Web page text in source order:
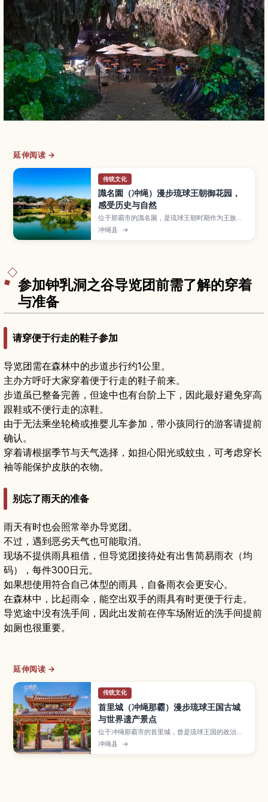
延伸阅读 →
传统文化
識名園（冲绳）漫步琉球王朝御花园，
感受历史与自然
位于那霸市的識名園，是琉球王朝时期作为王族别
邸与接待使节之用而建的庭园，并已列入世界遗
产。文章介绍以池塘与六角堂为中心的庭园景观、
冲绳县 →
参加钟乳洞之谷导览团前需了解的穿着
与准备
请穿便于行走的鞋子参加
导览团需在森林中的步道步行约1公里。
主办方呼吁大家穿着便于行走的鞋子前来。
步道虽已整备完善，但途中也有台阶上下，因此最好避免穿高
跟鞋或不便行走的凉鞋。
由于无法乘坐轮椅或推婴儿车参加，带小孩同行的游客请提前
确认。
穿着请根据季节与天气选择，如担心阳光或蚊虫，可考虑穿长
袖等能保护皮肤的衣物。
别忘了雨天的准备
雨天有时也会照常举办导览团。
不过，遇到恶劣天气也可能取消。
现场不提供雨具租借，但导览团接待处有出售简易雨衣（均
码），每件300日元。
如果想使用符合自己体型的雨具，自备雨衣会更安心。
在森林中，比起雨伞，能空出双手的雨具有时更便于行走。
导览途中没有洗手间，因此出发前在停车场附近的洗手间提前
如厕也很重要。
延伸阅读 →
传统文化
首里城（冲绳那霸）漫步琉球王国古城
与世界遗产景点
位于冲绳那霸市的首里城，曾是琉球王国的政治与
文化中心，如今被列入世界遗产，是到冲绳必访的
人气景点。文章介绍守礼门、正殿遗址、园比屋武
冲绳县 →